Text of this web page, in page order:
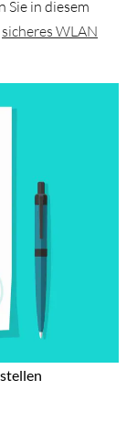
Sie in diesem
sicheres WLAN